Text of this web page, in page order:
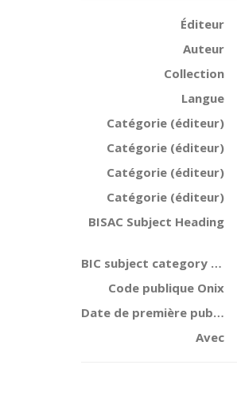
Éditeur
Auteur
Collection
Langue
Catégorie (éditeur)
Catégorie (éditeur)
Catégorie (éditeur)
Catégorie (éditeur)
BISAC Subject Heading
BIC subject category (UK)
Code publique Onix
Date de première publication du titre
Avec